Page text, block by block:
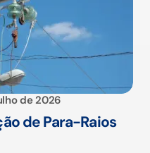
de 2026
de Para-Raios